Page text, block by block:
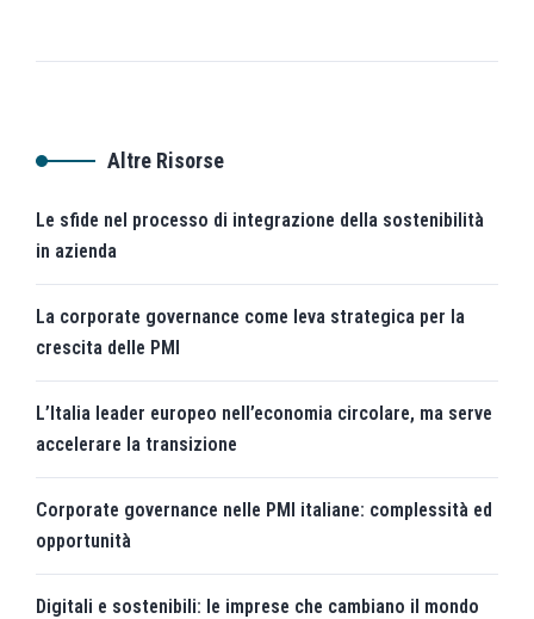
Altre Risorse
Le sfide nel processo di integrazione della sostenibilità
in azienda
La corporate governance come leva strategica per la
crescita delle PMI
L’Italia leader europeo nell’economia circolare, ma serve
accelerare la transizione
Corporate governance nelle PMI italiane: complessità ed
opportunità
Digitali e sostenibili: le imprese che cambiano il mondo